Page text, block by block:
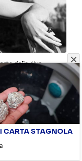
della diva
nella stanza e
vita. In quel
Engelberg che
La diva già
in un
CARTA STAGNOLA